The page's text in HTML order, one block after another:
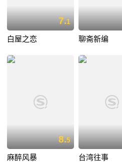
7.1
白屋之恋 聊斋新编
8.5
麻醉风暴 台湾往事